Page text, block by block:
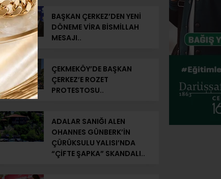
BAŞKAN ÇERKEZ’DEN YENİ
DÖNEME VİRA BİSMİLLAH
MESAJI..
ÇEKMEKÖY’DE BAŞKAN
ÇERKEZ’E ROZET
PROTESTOSU..
ADALAR SANIĞI ALEN
OHANNES GÜNBERK’İN
ÇÜRÜKSULU YALISI’NDA
“ÇİFTE ŞAPKA” SKANDALI..